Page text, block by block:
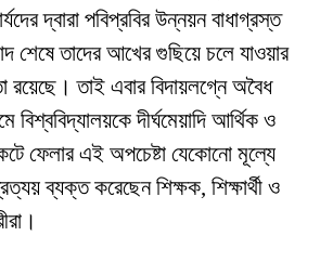
দ্বারা পবিপ্রবির উন্নয়ন বাধাগ্রস্ত
শেষে তাদের আখের গুছিয়ে চলে যাওয়ার
রয়েছে। তাই এবার বিদায়লগ্নে অবৈধ
বিশ্ববিদ্যালয়কে দীর্ঘমেয়াদি আর্থিক ও
ফেলার এই অপচেষ্টা যেকোনো মূল্যে
ব্যক্ত করেছেন শিক্ষক, শিক্ষার্থী ও